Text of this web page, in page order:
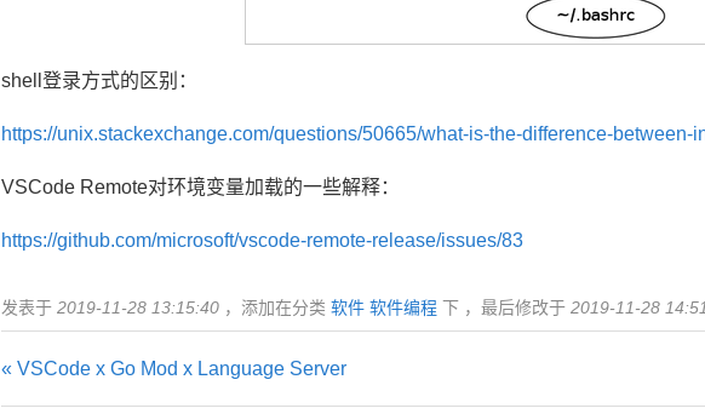
shell登录方式的区别：
https://unix.stackexchange.com/questions/50665/what-is-the-difference-between-
VSCode Remote对环境变量加载的一些解释：
https://github.com/microsoft/vscode-remote-release/issues/83
发表于 2019-11-28 13:15:40 ，添加在分类 软件 软件编程 下 ，最后修改于 2019-11-28
« VSCode x Go Mod x Language Server